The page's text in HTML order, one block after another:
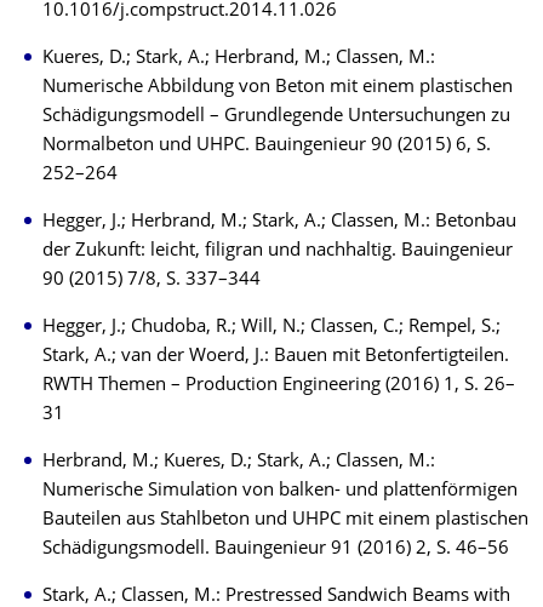
10.1016/j.compstruct.2014.11.026
Kueres, D.; Stark, A.; Herbrand, M.; Classen, M.:
Numerische Abbildung von Beton mit einem plastischen
Schädigungsmodell – Grundlegende Untersuchungen zu
Normalbeton und UHPC. Bauingenieur 90 (2015) 6, S.
252–264
Hegger, J.; Herbrand, M.; Stark, A.; Classen, M.: Betonbau
der Zukunft: leicht, filigran und nachhaltig. Bauingenieur
90 (2015) 7/8, S. 337–344
Hegger, J.; Chudoba, R.; Will, N.; Classen, C.; Rempel, S.;
Stark, A.; van der Woerd, J.: Bauen mit Betonfertigteilen.
RWTH Themen – Production Engineering (2016) 1, S. 26–
31
Herbrand, M.; Kueres, D.; Stark, A.; Classen, M.:
Numerische Simulation von balken- und plattenförmigen
Bauteilen aus Stahlbeton und UHPC mit einem plastischen
Schädigungsmodell. Bauingenieur 91 (2016) 2, S. 46–56
Stark, A.; Classen, M.: Prestressed Sandwich Beams with